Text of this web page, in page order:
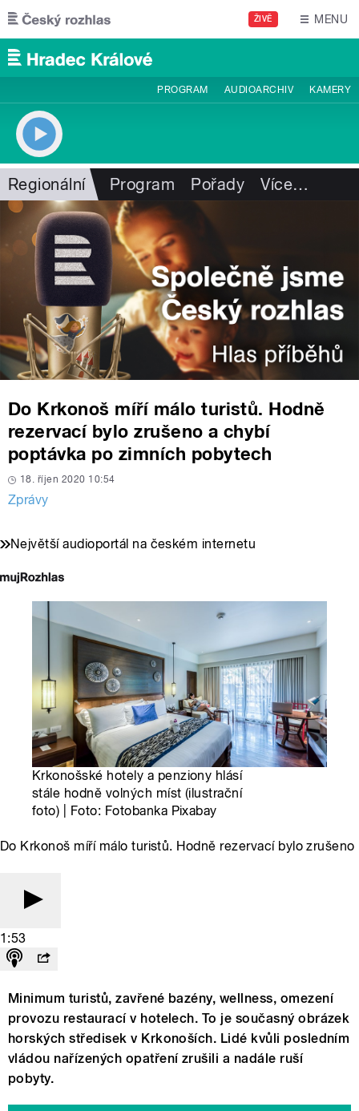
Přejít k hlavnímu obsahu
ŽIVĚ MENU
PROGRAM AUDIOARCHIV KAMERY
Regionální Program Pořady Více…
Do Krkonoš míří málo turistů. Hodně
rezervací bylo zrušeno a chybí
poptávka po zimních pobytech
18. říjen 2020 10:54
Zprávy
Největší audioportál na českém internetu
Krkonošské hotely a penziony hlásí
stále hodně volných míst (ilustrační
foto) | Foto: Fotobanka Pixabay
Do Krkonoš míří málo turistů. Hodně rezervací bylo zrušeno
1:53
Minimum turistů, zavřené bazény, wellness, omezení
provozu restaurací v hotelech. To je současný obrázek
horských středisek v Krkonoších. Lidé kvůli posledním
vládou nařízených opatření zrušili a nadále ruší
pobyty.